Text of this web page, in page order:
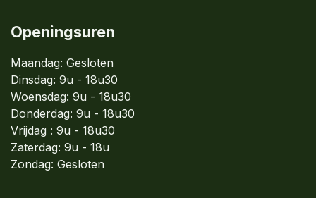
Openingsuren
Maandag: Gesloten
Dinsdag: 9u - 18u30
Woensdag: 9u - 18u30
Donderdag: 9u - 18u30
Vrijdag : 9u - 18u30
Zaterdag: 9u - 18u
Zondag: Gesloten